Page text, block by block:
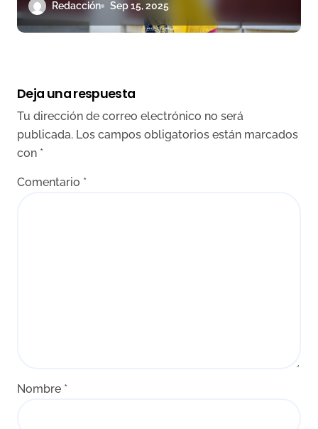
Redacción Sep 15, 2025
Deja una respuesta
Tu dirección de correo electrónico no será
publicada. Los campos obligatorios están marcados
con *
Comentario *
Nombre *